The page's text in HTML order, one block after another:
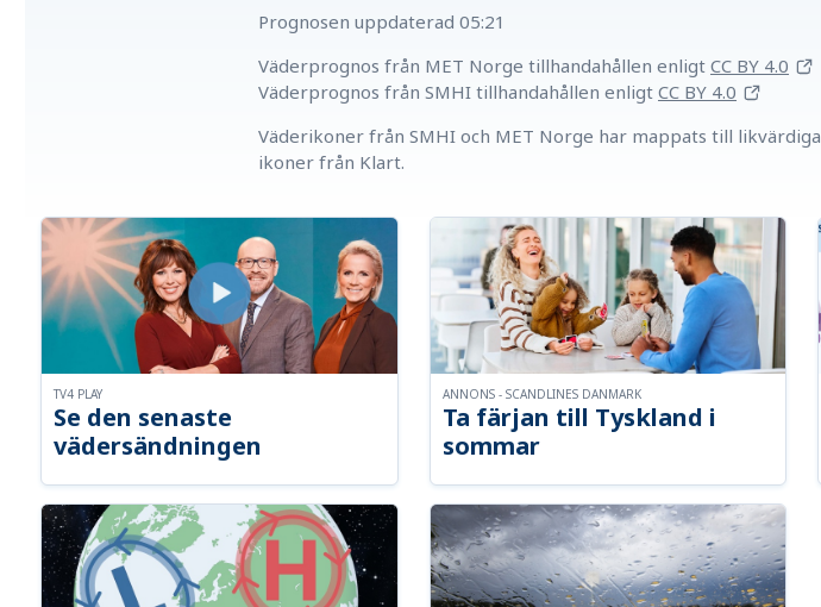
Prognosen uppdaterad 05:21
Väderprognos från MET Norge tillhandahållen enligt CC BY 4.0
Väderprognos från SMHI tillhandahållen enligt CC BY 4.0
Väderikoner från SMHI och MET Norge har mappats till likvärdiga
ikoner från Klart.
Se den senaste
vädersändningen
TV4 PLAY
Ta färjan till Tyskland i
sommar
ANNONS - SCANDLINES DANMARK